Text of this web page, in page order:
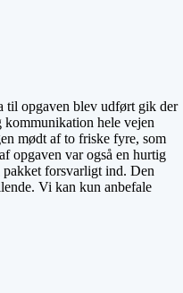
opgaven blev udført gik der
hele vejen
mødt af to friske fyre, som
opgaven var også en hurtig
pakket forsvarligt ind. Den
Vi kan kun anbefale